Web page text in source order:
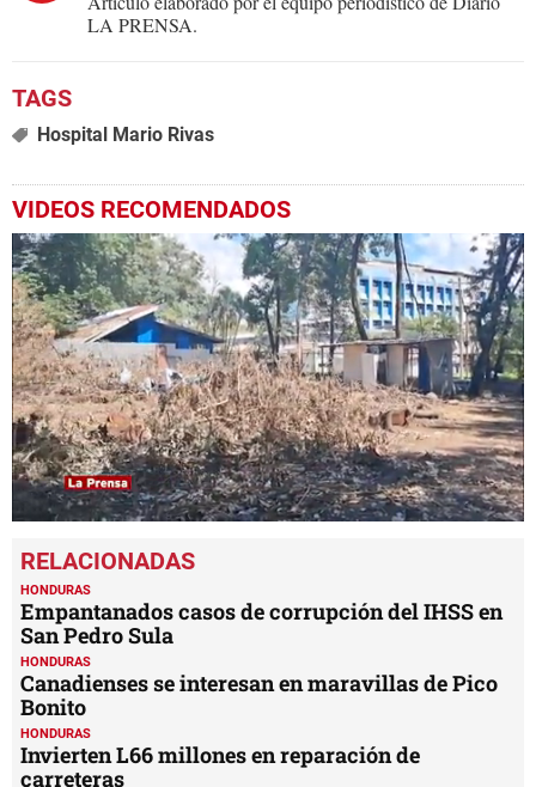
LA PRENSA.
Hospital Mario Rivas
VIDEOS RECOMENDADOS
seconds
of
2
minutes,
46
seconds
HONDURAS
Empantanados casos de corrupción del IHSS en
San Pedro Sula
HONDURAS
Canadienses se interesan en maravillas de Pico
Bonito
HONDURAS
Invierten L66 millones en reparación de
carreteras